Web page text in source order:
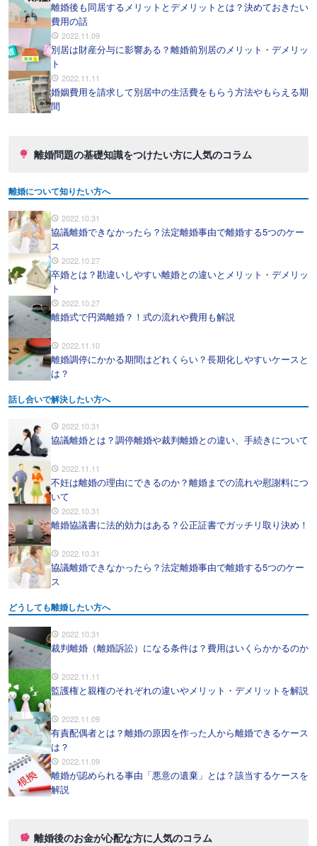
離婚後も同居するメリットとデメリットとは？決めておきたい
費用の話
2022.11.09
別居は財産分与に影響ある？離婚前別居のメリット・デメリッ
ト
2022.11.11
婚姻費用を請求して別居中の生活費をもらう方法やもらえる期
間
離婚問題の基礎知識をつけたい方に人気のコラム
離婚について知りたい方へ
2022.10.31
協議離婚できなかったら？法定離婚事由で離婚する5つのケー
ス
2022.10.27
卒婚とは？勘違いしやすい離婚との違いとメリット・デメリッ
ト
2022.10.27
離婚式で円満離婚？！式の流れや費用も解説
2022.11.10
離婚調停にかかる期間はどれくらい？長期化しやすいケースと
は？
話し合いで解決したい方へ
2022.10.31
協議離婚とは？調停離婚や裁判離婚との違い、手続きについて
2022.11.11
不妊は離婚の理由にできるのか？離婚までの流れや慰謝料につ
いて
2022.10.31
離婚協議書に法的効力はある？公正証書でガッチリ取り決め！
2022.10.31
協議離婚できなかったら？法定離婚事由で離婚する5つのケー
ス
どうしても離婚したい方へ
2022.10.31
裁判離婚（離婚訴訟）になる条件は？費用はいくらかかるのか
2022.11.11
監護権と親権のそれぞれの違いやメリット・デメリットを解説
2022.11.09
有責配偶者とは？離婚の原因を作った人から離婚できるケース
は？
2022.11.09
離婚が認められる事由「悪意の遺棄」とは？該当するケースを
解説
離婚後のお金が心配な方に人気のコラム